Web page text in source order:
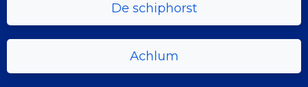
De schiphorst
Achlum